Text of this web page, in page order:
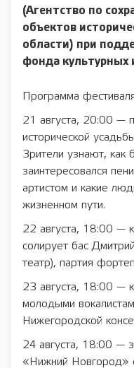
(Агентство по
объектов
области) при
фонда культурных
Программа
21 августа, 20:00 —
исторической
Зрители узнают, как
заинтересовался
артистом и какие
жизненном пути.
22 августа, 18:00 —
солирует бас
театр), партия
23 августа, 18:00 —
молодыми
Нижегородской
24 августа, 18:00 —
«Нижний Новгород» с